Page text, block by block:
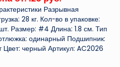
Разрывная
28 кг. Кол-во в упаковке:
Размер: #4 Длина: 1.8 см. Тип
одинарный Подшипник:
Цвет: черный Артикул: AC2026